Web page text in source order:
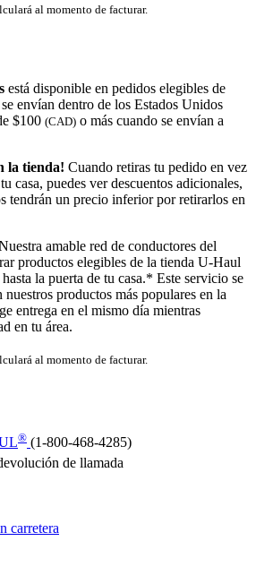
al momento de facturar.
está disponible en pedidos elegibles de
envían dentro de los Estados Unidos
$100 (CAD) o más cuando se envían a
la tienda! Cuando retiras tu pedido en vez
casa, puedes ver descuentos adicionales,
tendrán un precio inferior por retirarlos en
amable red de conductores del
productos elegibles de la tienda U-Haul
la puerta de tu casa.* Este servicio se
productos más populares en la
entrega en el mismo día mientras
en tu área.
al momento de facturar.
® (1-800-468-4285)
de llamada
carretera